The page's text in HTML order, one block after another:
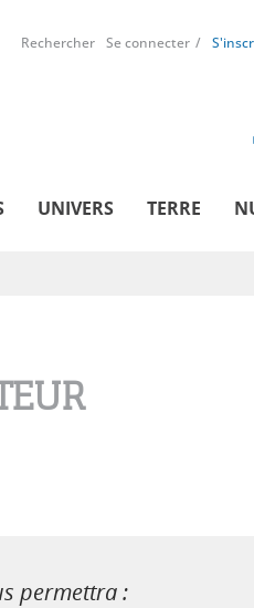
Rechercher Se connecter
UNIVERS TERRE
permettra :